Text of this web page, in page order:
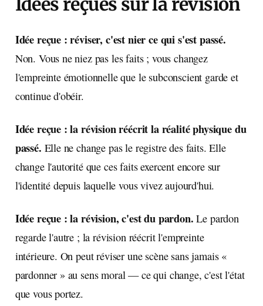
Idée reçue : réviser, c'est nier ce qui s'est passé.
Non. Vous ne niez pas les faits ; vous changez
l'empreinte émotionnelle que le subconscient garde et
continue d'obéir.
Idée reçue : la révision réécrit la réalité physique du
passé. Elle ne change pas le registre des faits. Elle
change l'autorité que ces faits exercent encore sur
l'identité depuis laquelle vous vivez aujourd'hui.
Idée reçue : la révision, c'est du pardon. Le pardon
regarde l'autre ; la révision réécrit l'empreinte
intérieure. On peut réviser une scène sans jamais «
pardonner » au sens moral — ce qui change, c'est l'état
que vous portez.